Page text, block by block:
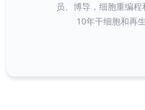
员、博导，细胞重编
10年干细胞和再